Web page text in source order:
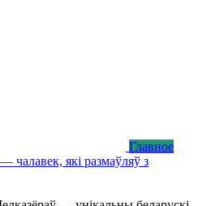
Главное
чалавек, які размаўляў з